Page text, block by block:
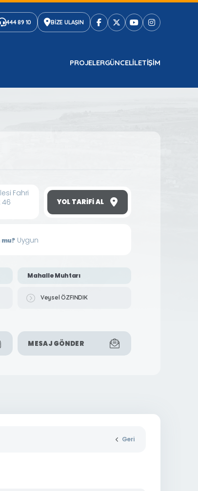
444 89 10 BİZE ULAŞIN
PROJELERGÜNCELILETIŞIM
Fahri
46
YOL TARIFI AL
Uygun
Mahalle Muhtarı
Veysel ÖZFINDIK
MESAJ GÖNDER
Geri